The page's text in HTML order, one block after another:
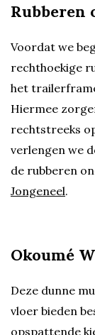
Rubberen
Voordat we
rechthoekige
het
Hiermee
rechtstreeks
verlengen we
de rubberen
Jongeneel.
Okoumé
Deze dunne
vloer bieden
opspattende